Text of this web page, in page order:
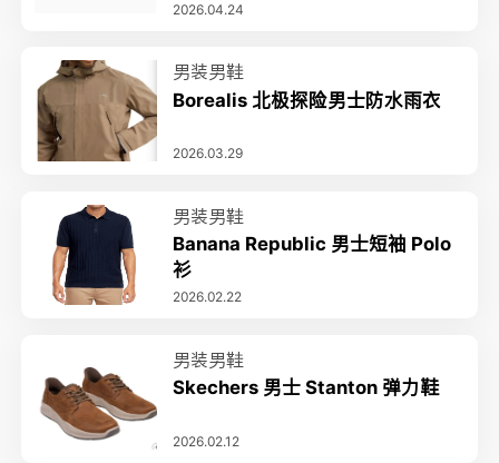
2026.04.24
男装男鞋
Borealis 北极探险男士防水雨衣
2026.03.29
男装男鞋
Banana Republic 男士短袖 Polo
衫
2026.02.22
男装男鞋
Skechers 男士 Stanton 弹力鞋
2026.02.12